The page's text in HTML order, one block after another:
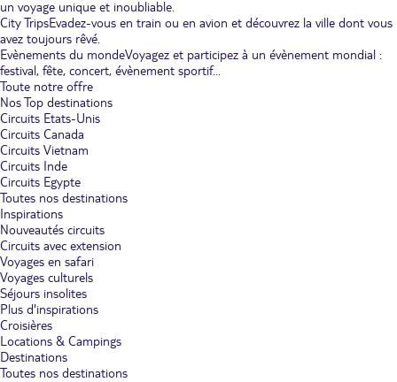
un voyage unique et inoubliable.
City TripsEvadez-vous en train ou en avion et découvrez la ville dont vous
avez toujours rêvé.
Evènements du mondeVoyagez et participez à un évènement mondial :
festival, fête, concert, évènement sportif...
Toute notre offre
Nos Top destinations
Circuits Etats-Unis
Circuits Canada
Circuits Vietnam
Circuits Inde
Circuits Egypte
Toutes nos destinations
Inspirations
Nouveautés circuits
Circuits avec extension
Voyages en safari
Voyages culturels
Séjours insolites
Plus d'inspirations
Croisières
Locations & Campings
Destinations
Toutes nos destinations